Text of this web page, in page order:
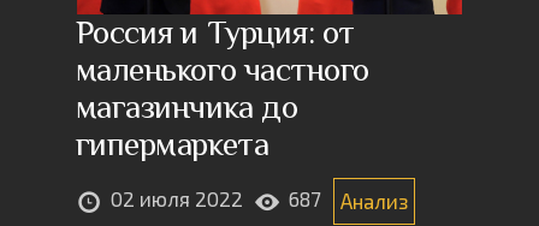
Россия и Турция: от
маленького частного
магазинчика до
гипермаркета
02 июля 2022 687 Анализ